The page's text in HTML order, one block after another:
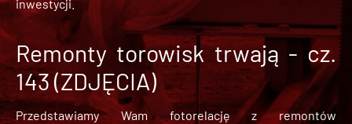
inwestycji.
Remonty torowisk trwają - cz.
143 (ZDJĘCIA)
Przedstawiamy Wam fotorelację z remontów